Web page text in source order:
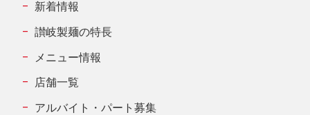
新着情報
讃岐製麺の特長
メニュー情報
店舗一覧
アルバイト・パート募集